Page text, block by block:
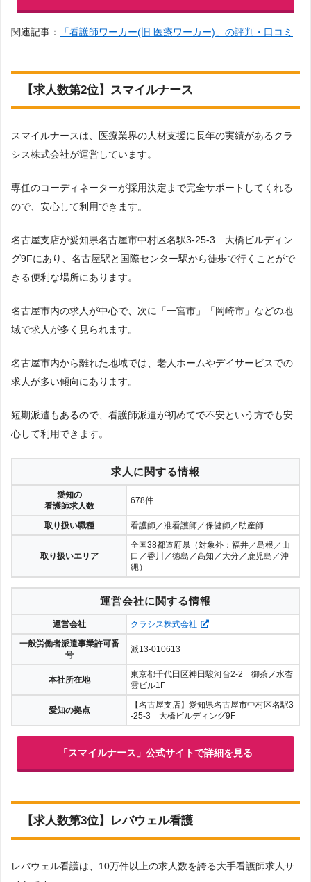
関連記事： 「看護師ワーカー(旧:医療ワーカー)」の評判・口コミ
【求人数第2位】スマイルナース
スマイルナースは、医療業界の人材支援に長年の実績があるクラ
シス株式会社が運営しています。
専任のコーディネーターが採用決定まで完全サポートしてくれる
ので、安心して利用できます。
名古屋支店が愛知県名古屋市中村区名駅3-25-3 大橋ビルディン
グ9Fにあり、名古屋駅と国際センター駅から徒歩で行くことがで
きる便利な場所にあります。
名古屋市内の求人が中心で、次に「一宮市」「岡崎市」などの地
域で求人が多く見られます。
名古屋市内から離れた地域では、老人ホームやデイサービスでの
求人が多い傾向にあります。
短期派遣もあるので、看護師派遣が初めてで不安という方でも安
心して利用できます。
求人に関する情報
愛知の
看護師求人数
678件
取り扱い職種 看護師／准看護師／保健師／助産師
取り扱いエリア
全国38都道府県（対象外：福井／島根／山
口／香川／徳島／高知／大分／鹿児島／沖
縄）
運営会社に関する情報
運営会社
クラシス株式会社
一般労働者派遣事業許可番
号
派13-010613
本社所在地
東京都千代田区神田駿河台2-2 御茶ノ水杏
雲ビル1F
愛知の拠点
【名古屋支店】愛知県名古屋市中村区名駅3
-25-3 大橋ビルディング9F
「スマイルナース」公式サイトで詳細を見る
【求人数第3位】レバウェル看護
レバウェル看護は、10万件以上の求人数を誇る大手看護師求人サ